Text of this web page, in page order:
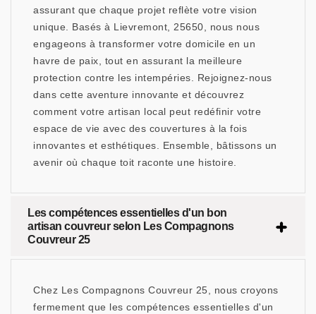
assurant que chaque projet reflète votre vision
unique. Basés à Lievremont, 25650, nous nous
engageons à transformer votre domicile en un
havre de paix, tout en assurant la meilleure
protection contre les intempéries. Rejoignez-nous
dans cette aventure innovante et découvrez
comment votre artisan local peut redéfinir votre
espace de vie avec des couvertures à la fois
innovantes et esthétiques. Ensemble, bâtissons un
avenir où chaque toit raconte une histoire.
Les compétences essentielles d'un bon
artisan couvreur selon Les Compagnons
Couvreur 25
Chez Les Compagnons Couvreur 25, nous croyons
fermement que les compétences essentielles d'un